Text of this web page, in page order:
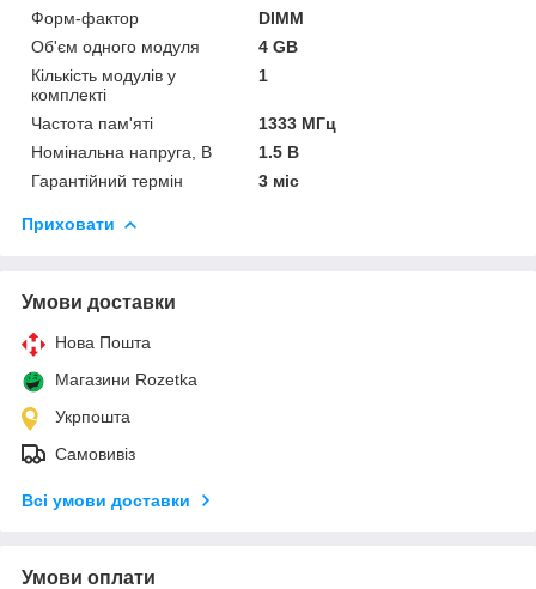
Форм-фактор
DIMM
Об'єм одного модуля
4 GB
Кількість модулів у
комплекті
1
Частота пам'яті
1333 МГц
Номінальна напруга, В
1.5 В
Гарантійний термін
3 міс
Приховати
Умови доставки
Нова Пошта
Магазини Rozetka
Укрпошта
Самовивіз
Всі умови доставки
Умови оплати